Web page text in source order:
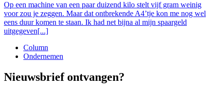
Op een machine van een paar duizend kilo stelt vijf gram weinig
voor zou je zeggen. Maar dat ontbrekende A4’tje kon me nog wel
eens duur komen te staan. Ik had net bijna al mijn spaargeld
uitgegeven[...]
Column
Ondernemen
Nieuwsbrief ontvangen?